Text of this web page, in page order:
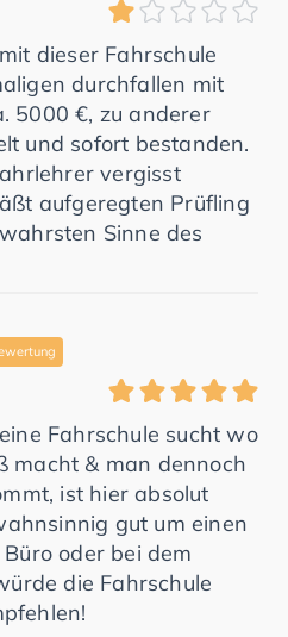
dieser Fahrschule
durchfallen mit
5000 €, zu anderer
und sofort bestanden.
vergisst
aufgeregten Prüfling
Sinne des
Fahrschule sucht wo
macht & man dennoch
ist hier absolut
gut um einen
oder bei dem
die Fahrschule